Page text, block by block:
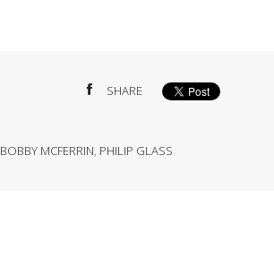
SHARE
BOBBY MCFERRIN, PHILIP GLASS